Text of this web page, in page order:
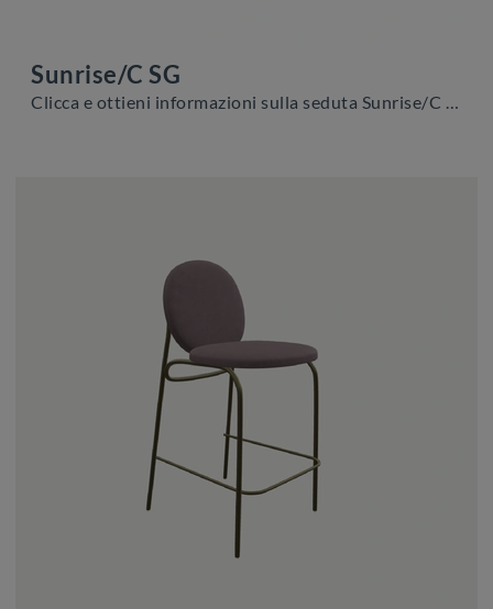
Sunrise/C SG
Clicca e ottieni informazioni sulla seduta Sunrise/C SG di Zamagna in pelle: le più belle Sedie sgabelli moderne ti aspettano.